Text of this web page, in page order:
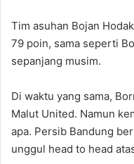
Tim asuhan Bojan
79 poin, sama seperti
sepanjang musim.
Di waktu yang sama,
Malut United. Namun
apa. Persib Bandung
unggul head to head